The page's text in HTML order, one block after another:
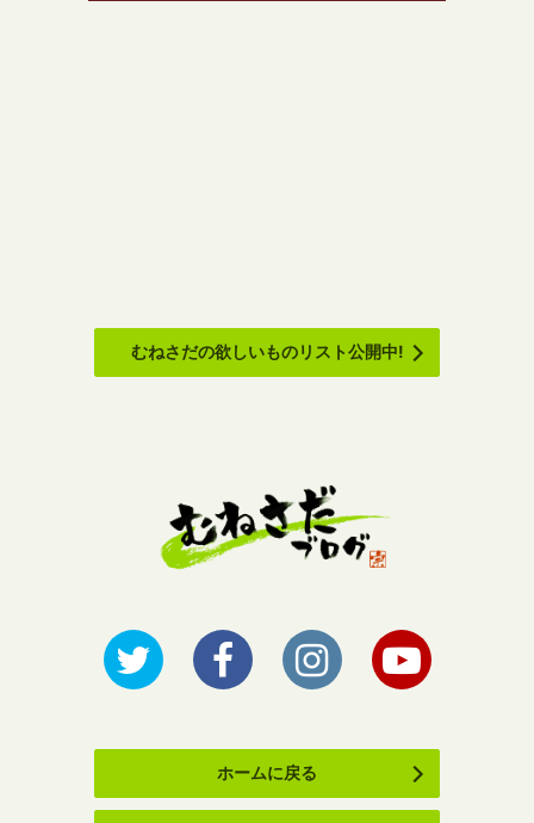
むねさだの欲しいものリスト公開中!
ホームに戻る